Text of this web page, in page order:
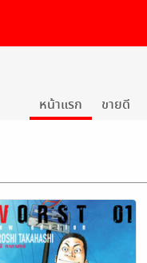
หน้าแรก ขายดี